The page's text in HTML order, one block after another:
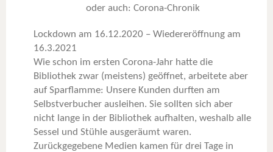
oder auch: Corona-Chronik
Lockdown am 16.12.2020 – Wiedereröffnung am
16.3.2021
Wie schon im ersten Corona-Jahr hatte die
Bibliothek zwar (meistens) geöffnet, arbeitete aber
auf Sparflamme: Unsere Kunden durften am
Selbstverbucher ausleihen. Sie sollten sich aber
nicht lange in der Bibliothek aufhalten, weshalb alle
Sessel und Stühle ausgeräumt waren.
Zurückgegebene Medien kamen für drei Tage in